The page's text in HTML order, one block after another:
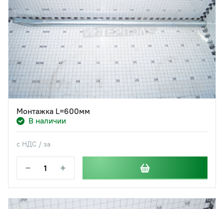
Монтажка L=600мм
В наличии
с НДС / за
− +